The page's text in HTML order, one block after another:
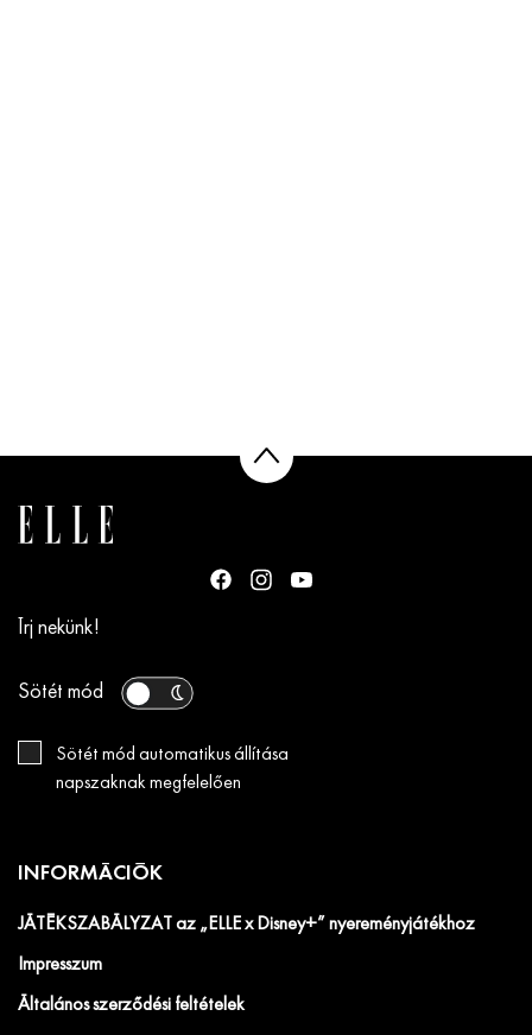
Írj nekünk!
Sötét mód
Sötét mód automatikus állítása
napszaknak megfelelően
INFORMÁCIÓK
JÁTÉKSZABÁLYZAT az „ELLE x Disney+” nyereményjátékhoz
Impresszum
Általános szerződési feltételek